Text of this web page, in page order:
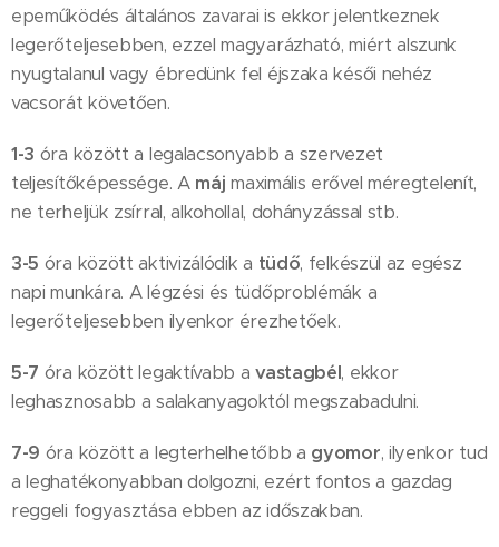
epeműködés általános zavarai is ekkor jelentkeznek
legerőteljesebben, ezzel magyarázható, miért alszunk
nyugtalanul vagy ébredünk fel éjszaka késői nehéz
vacsorát követően.
1-3 óra között a legalacsonyabb a szervezet
teljesítőképessége. A májmaximális erővel méregtelenít,
ne terheljük zsírral, alkohollal, dohányzással stb.
3-5 óra között aktivizálódik a tüdő, felkészül az egész
napi munkára. A légzési és tüdőproblémák a
legerőteljesebben ilyenkor érezhetőek.
5-7 óra között legaktívabb avastagbél, ekkor
leghasznosabb a salakanyagoktól megszabadulni.
7-9 óra között a legterhelhetőbb a gyomor, ilyenkor tud
a leghatékonyabban dolgozni, ezért fontos a gazdag
reggeli fogyasztása ebben az időszakban.